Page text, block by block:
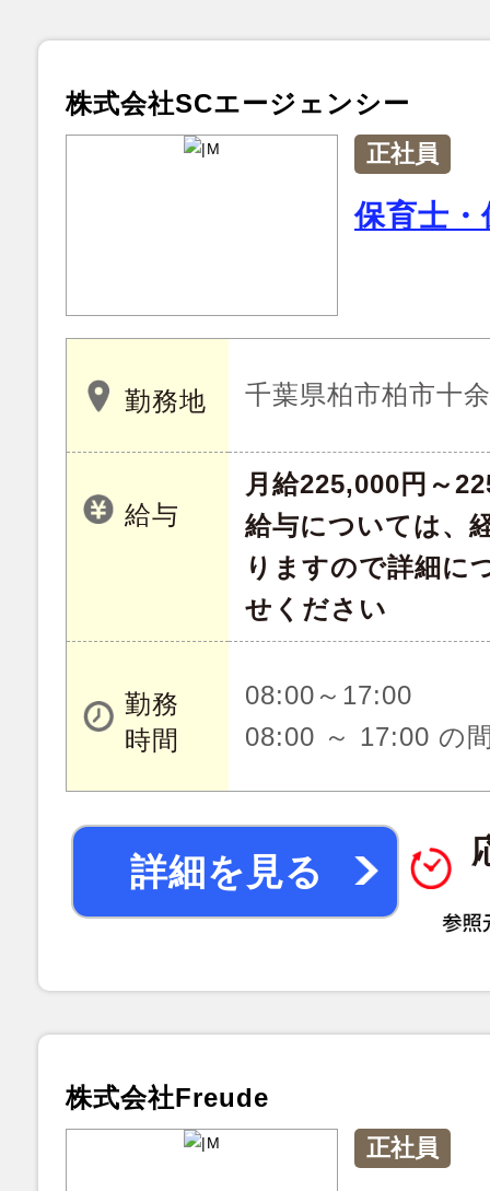
株式会社SCエージェンシー
正社員
保育士
勤務地 千葉県柏市柏市十
給与
月給225,000円～
給与については、
りますので詳細に
せください
勤務
時間
08:00～17:00
08:00 ～ 17:00 の
詳細を見る
株式会社Freude
正社員